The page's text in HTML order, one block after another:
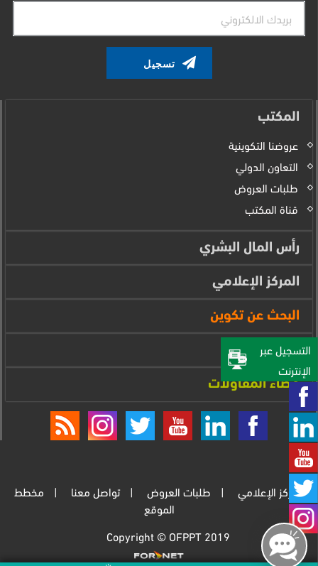
الإلكتروني
المكتب
عروضنا التكوينية
التعاون الدولي
طلبات العروض
قناة المكتب
رأس المال البشري
المركز الإعلامي
البحث عن تكوين
فضاء المتدرب
فضاء المقاولات
المركز الإعلامي طلبات العروض تواصل معنا
مخطط
الموقع
Copyright © OFPPT 2019
التسجيل عبر
الإنترنت‎